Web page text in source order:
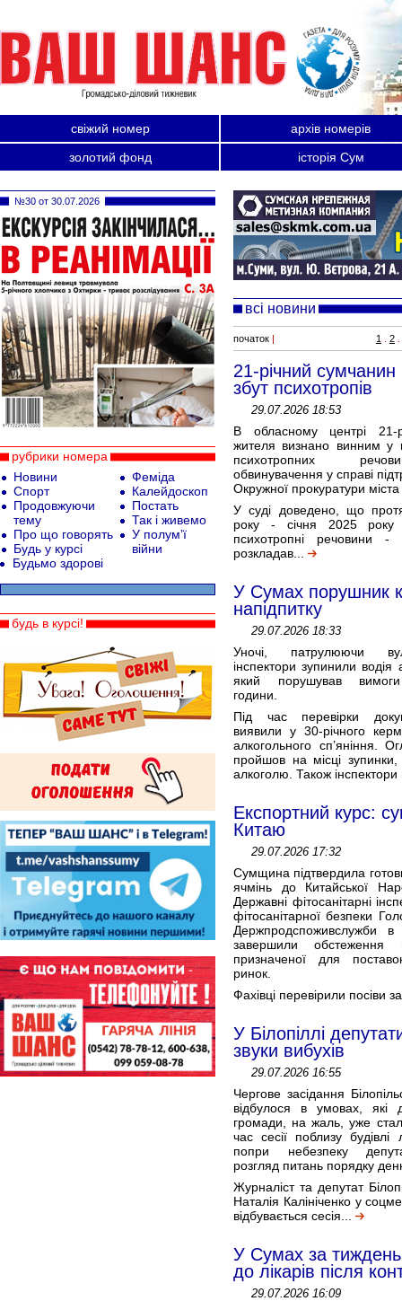
свіжий номер
архів номерів
золотий фонд
історія Сум
всі новини
початок | 1 2
21-річний
збут психотропів
29.07.2026 18:53
В обласному центрі 21-
жителя визнано винним у
психотропних
обвинувачення у справі
Окружної прокуратури
У суді доведено, що
року - січня 2025 року
психотропні речовини
розкладав...
У Сумах порушник
напідпитку
29.07.2026 18:33
Уночі, патрулюючи
інспектори зупинили водія
який порушував вимоги
години.
Під час перевірки
виявили у 30-річного
алкогольного сп’яніння.
пройшов на місці
алкоголю. Також
Експортний курс:
Китаю
29.07.2026 17:32
Сумщина підтвердила
ячмінь до Китайської
Державні фітосанітарні
фітосанітарної безпеки
Держпродспоживслужби в
завершили обстеження
призначеної для
ринок.
Фахівці перевірили
У Білопіллі
звуки вибухів
29.07.2026 16:55
Чергове засідання
відбулося в умовах, які
громади, на жаль, уже
час сесії поблизу
попри небезпеку
розгляд питань порядку
Журналіст та депутат
Наталія Калініченко у
відбувається сесія...
У Сумах за
до лікарів після
29.07.2026 16:09
№30 от 30.07.2026
рубрики номера
Новини
Спорт
Продовжуючи
тему
Про що говорять
Будь у курсі
Феміда
Калейдоскоп
Постать
Так і живемо
У полум’ї
війни
Будьмо здорові
будь в курсі!